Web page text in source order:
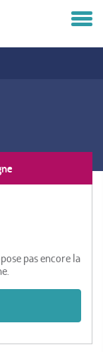
pas encore la